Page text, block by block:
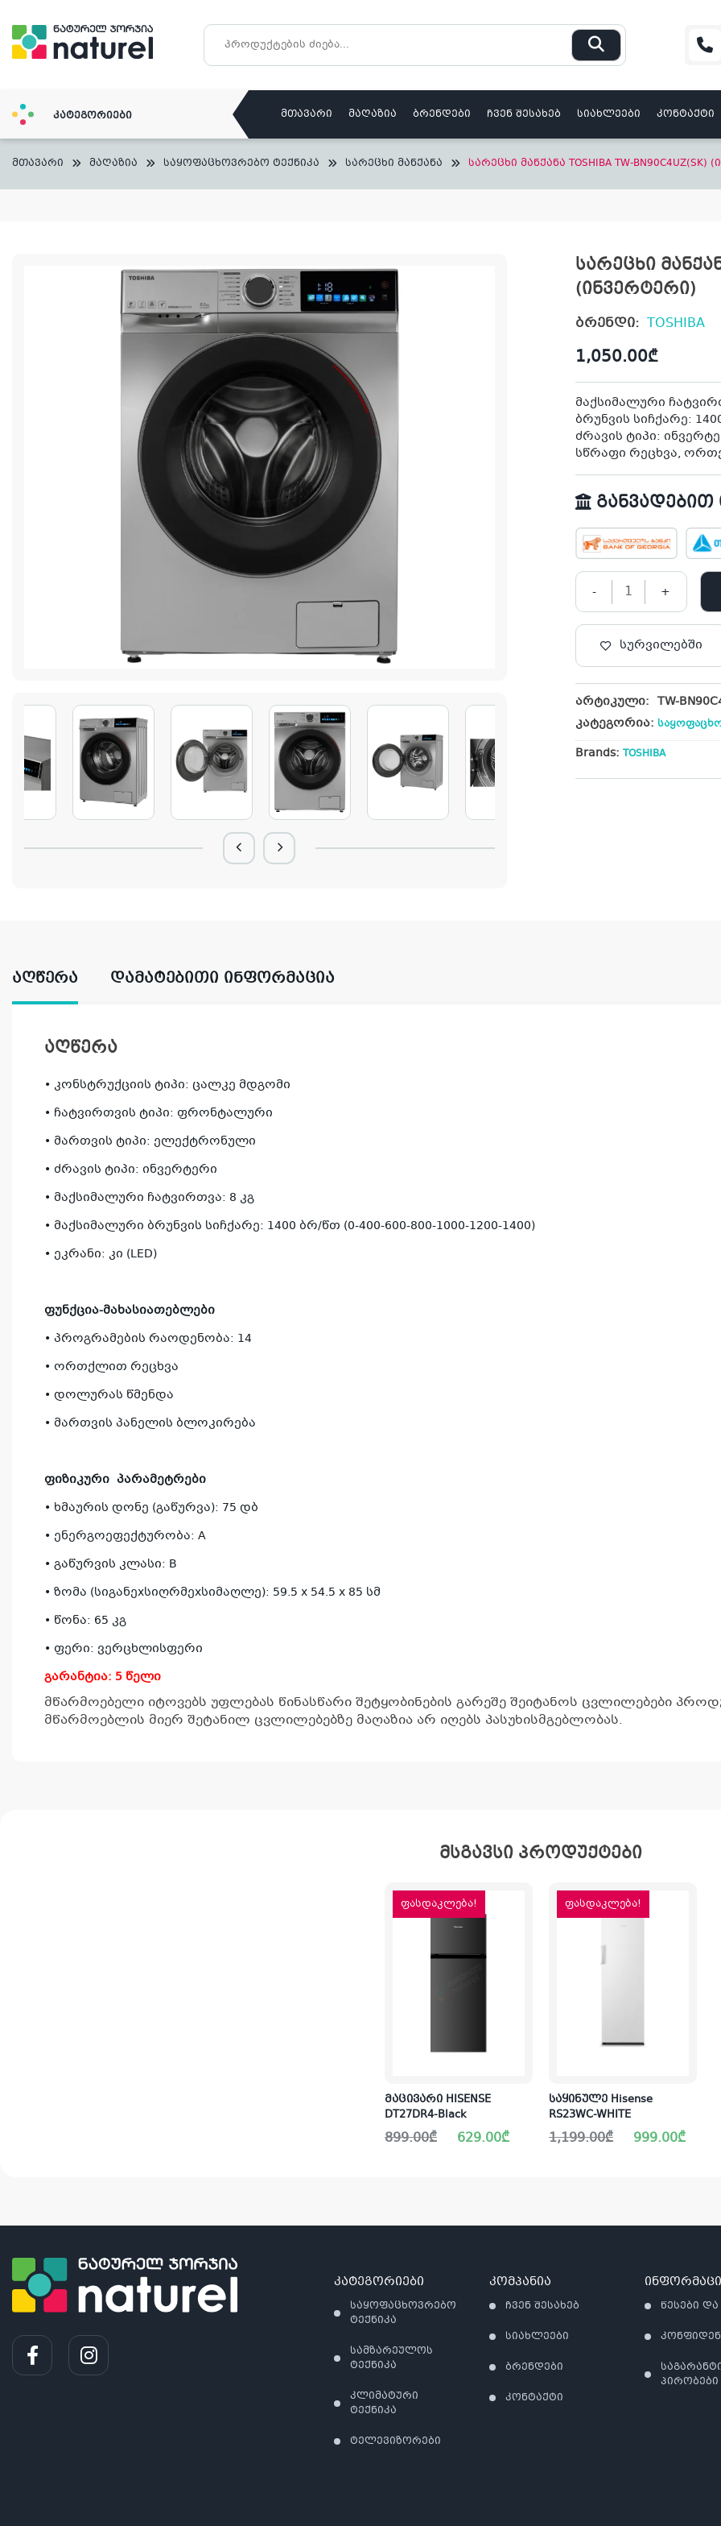
content
კატეგორიები მთავარი მაღაზია ბრენდები ჩვენ შესახებ სიახლეები კონტაქტი
მთავარი მაღაზია საყოფაცხოვრებო ტექნიკა სარეცხი მანქანა სარეცხი მანქანა TOSHIBA TW-
სარეცხი
(ინვერტერი)
ბრენდი: TOSHIBA
1,050.00₾
მაქსიმალური
ბრუნვის სიჩქარე:
ძრავის ტიპი:
სწრაფი რეცხვა,
განვადებით
- +
სურვილებში
არტიკული: TW-
კატეგორია:
Brands: TOSHIBA
ᲐᲦᲬᲔᲠᲐ ᲓᲐᲛᲐᲢᲔᲑᲘᲗᲘ ᲘᲜᲤᲝᲠᲛᲐᲪᲘᲐ
აღწერა
• კონსტრუქციის ტიპი: ცალკე მდგომი
• ჩატვირთვის ტიპი: ფრონტალური
• მართვის ტიპი: ელექტრონული
• ძრავის ტიპი: ინვერტერი
• მაქსიმალური ჩატვირთვა: 8 კგ
• მაქსიმალური ბრუნვის სიჩქარე: 1400 ბრ/წთ (0-400-600-800-1000-1200-1400)
• ეკრანი: კი (LED)
ფუნქცია-მახასიათებლები
• პროგრამების რაოდენობა: 14
• ორთქლით რეცხვა
• დოლურას წმენდა
• მართვის პანელის ბლოკირება
ფიზიკური პარამეტრები
• ხმაურის დონე (გაწურვა): 75 დბ
• ენერგოეფექტურობა: A
• გაწურვის კლასი: B
• ზომა (სიგანეxსიღრმეxსიმაღლე): 59.5 x 54.5 x 85 სმ
• წონა: 65 კგ
• ფერი: ვერცხლისფერი
გარანტია: 5 წელი
მწარმოებელი იტოვებს უფლებას წინასწარი შეტყობინების გარეშე შეიტანოს ცვლილებები
მწარმოებლის მიერ შეტანილ ცვლილებებზე მაღაზია არ იღებს პასუხისმგებლობას.
მსგავსი პროდუქტები
ფასდაკლება!
მაცივარი HISENSE
DT27DR4-Black
899.00₾
Original 629.00₾
Current
ფასდაკლება!
საყინულე Hisense
RS23WC-WHITE
1,199.00₾
Original
price
999.00₾
Current
price
კატეგორიები
საყოფაცხოვრებო
ტექნიკა
სამზარეულოს
ტექნიკა
კლიმატური
ტექნიკა
ტელევიზორები
კომპანია
ჩვენ შესახებ
სიახლეები
ბრენდები
კონტაქტი
წესები
პირობები